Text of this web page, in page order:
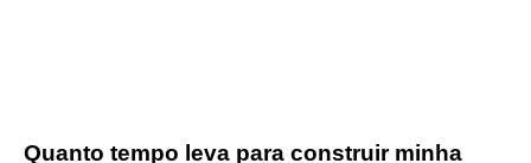
Quanto tempo leva para construir minha